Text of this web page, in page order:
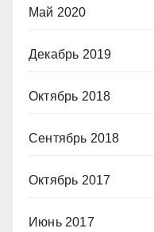
Май 2020
Декабрь 2019
Октябрь 2018
Сентябрь 2018
Октябрь 2017
Июнь 2017